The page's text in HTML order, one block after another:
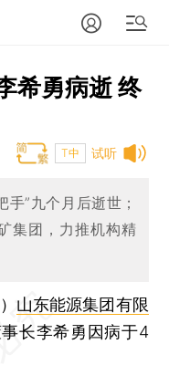
希勇病逝 终
试听
T中
”九个月后逝世；
集团，力推机构精
山东能源集团有限
事长李希勇因病于4